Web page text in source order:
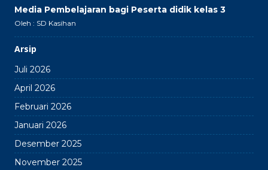
Media Pembelajaran bagi Peserta didik kelas 3
Oleh : SD Kasihan
Arsip
Juli 2026
April 2026
Februari 2026
Januari 2026
Desember 2025
November 2025